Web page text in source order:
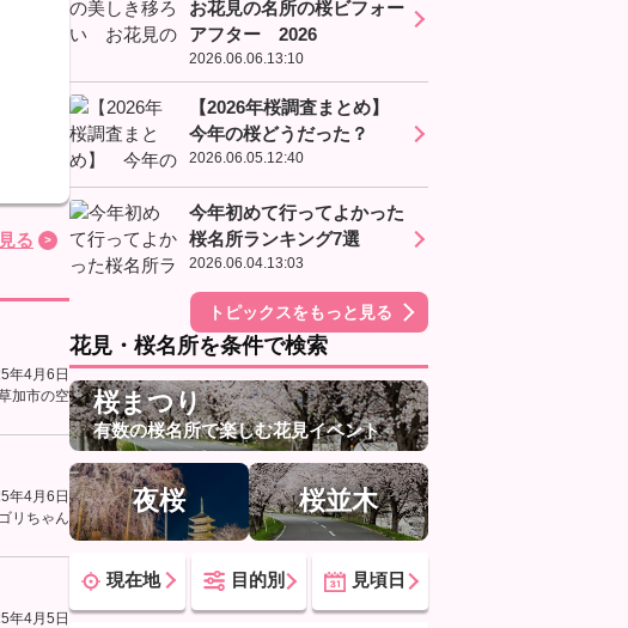
る
年4月6日
加市の空
年4月6日
ゴリちゃん
年4月5日
お花見の名所の桜ビフォー
アフター 2026
2026.06.06.13:10
【2026年桜調査まとめ】
今年の桜どうだった？
2026.06.05.12:40
今年初めて行ってよかった
桜名所ランキング7選
2026.06.04.13:03
トピックスをもっと見る
花見・桜名所を条件で検索
桜まつり
有数の桜名所で楽しむ花見イベント
夜桜 桜並木
現在地 目的別 見頃日